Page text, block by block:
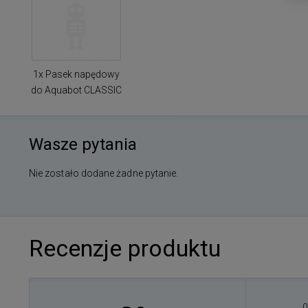
1x Pasek napędowy
do Aquabot CLASSIC
Wasze pytania
Nie zostało dodane żadne pytanie.
Recenzje produktu